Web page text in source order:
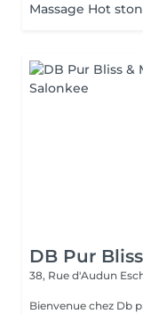
Massage Hot
DB Pur
38, Rue d'Audun
Bienvenue chez Db pur